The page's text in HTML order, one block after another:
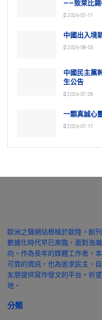
——致萊比錫
2026-07-17
中國出入境
2026-08-03
中國民主黨
生公告
2026-07-28
一顆真誠心
2026-07-17
歐洲之聲網站根植於歐陸，創
數據化時代早已來臨，面對浩
向。作為長年的媒體工作者，
可靠的資訊，也為追求民主、
友朋提供寫作發文的平台。祈
地。
分類